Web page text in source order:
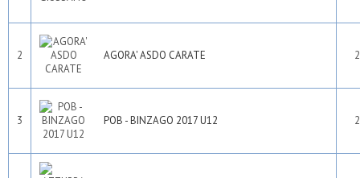
2 AGORA' ASDO CARATE
3 POB - BINZAGO 2017 U12